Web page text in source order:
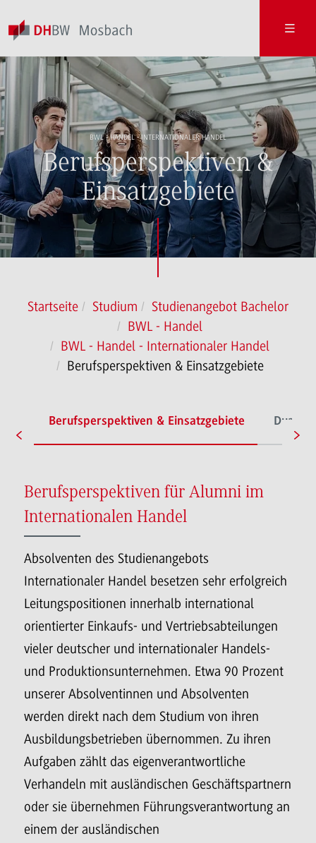
BWL - HANDEL - INTERNATIONALER HANDEL
Berufsperspektiven &
Einsatzgebiete
Startseite Studium
Studienangebot Bachelor
BWL - Handel
BWL - Handel - Internationaler Handel
Berufsperspektiven & Einsatzgebiete
Berufsperspektiven & Einsatzgebiete Duale
Berufsperspektiven für Alumni im
Internationalen Handel
Absolventen des Studienangebots
Internationaler Handel besetzen sehr erfolgreich
Leitungspositionen innerhalb international
orientierter Einkaufs- und Vertriebsabteilungen
vieler deutscher und internationaler Handels-
und Produktionsunternehmen. Etwa 90 Prozent
unserer Absolventinnen und Absolventen
werden direkt nach dem Studium von ihren
Ausbildungsbetrieben übernommen. Zu ihren
Aufgaben zählt das eigenverantwortliche
Verhandeln mit ausländischen Geschäftspartnern
oder sie übernehmen Führungsverantwortung an
einem der ausländischen